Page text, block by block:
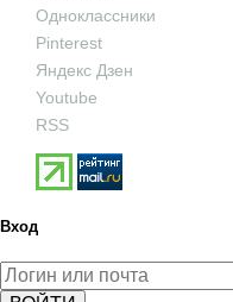
Одноклассники
Pinterest
Яндекс Дзен
Youtube
RSS
Вход